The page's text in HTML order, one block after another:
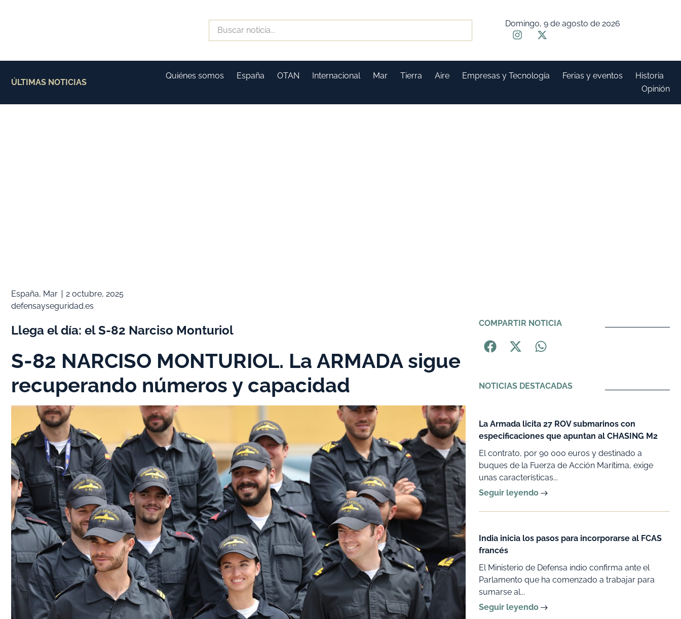
Domingo, 9 de agosto de 2026
ÚLTIMAS NOTICIAS
Quiénes somos España OTAN Internacional Mar Tierra Aire Empresas y Tecnología Ferias y eventos
Historia
Opinión
España, Mar
2 octubre, 2025
defensayseguridad.es
Llega el día: el S-82 Narciso Monturiol
S-82 NARCISO MONTURIOL. La ARMADA sigue
recuperando números y capacidad
COMPARTIR NOTICIA
NOTICIAS DESTACADAS
La Armada licita 27 ROV submarinos con
especificaciones que apuntan al CHASING M2
El contrato, por 90 000 euros y destinado a
buques de la Fuerza de Acción Marítima, exige
unas características...
Seguir leyendo
India inicia los pasos para incorporarse al FCAS
francés
El Ministerio de Defensa indio confirma ante el
Parlamento que ha comenzado a trabajar para
sumarse al...
Seguir leyendo